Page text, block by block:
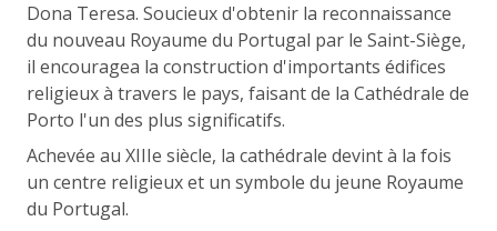
Dona Teresa. Soucieux d'obtenir la reconnaissance
du nouveau Royaume du Portugal par le Saint-Siège,
il encouragea la construction d'importants édifices
religieux à travers le pays, faisant de la Cathédrale de
Porto l'un des plus significatifs.
Achevée au XIIIe siècle, la cathédrale devint à la fois
un centre religieux et un symbole du jeune Royaume
du Portugal.